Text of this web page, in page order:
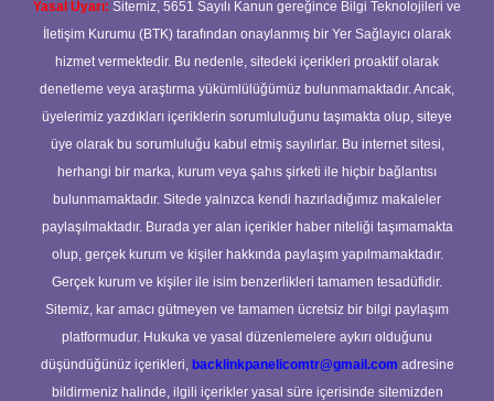
Yasal Uyarı: Sitemiz, 5651 Sayılı Kanun gereğince Bilgi Teknolojileri ve
İletişim Kurumu (BTK) tarafından onaylanmış bir Yer Sağlayıcı olarak
hizmet vermektedir. Bu nedenle, sitedeki içerikleri proaktif olarak
denetleme veya araştırma yükümlülüğümüz bulunmamaktadır. Ancak,
üyelerimiz yazdıkları içeriklerin sorumluluğunu taşımakta olup, siteye
üye olarak bu sorumluluğu kabul etmiş sayılırlar. Bu internet sitesi,
herhangi bir marka, kurum veya şahıs şirketi ile hiçbir bağlantısı
bulunmamaktadır. Sitede yalnızca kendi hazırladığımız makaleler
paylaşılmaktadır. Burada yer alan içerikler haber niteliği taşımamakta
olup, gerçek kurum ve kişiler hakkında paylaşım yapılmamaktadır.
Gerçek kurum ve kişiler ile isim benzerlikleri tamamen tesadüfidir.
Sitemiz, kar amacı gütmeyen ve tamamen ücretsiz bir bilgi paylaşım
platformudur. Hukuka ve yasal düzenlemelere aykırı olduğunu
düşündüğünüz içerikleri, backlinkpanelicomtr@gmail.com adresine
bildirmeniz halinde, ilgili içerikler yasal süre içerisinde sitemizden